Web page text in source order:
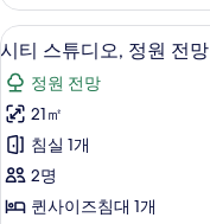
보
기
시
티
스
튜
디
오,
8
시티 스튜디오, 정원 전망
정원 전망
21㎡
침실 1개
2명
퀸사이즈침대 1개